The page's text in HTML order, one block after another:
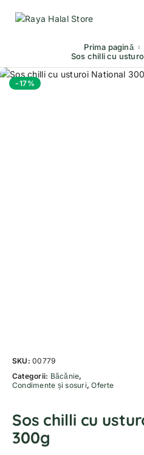
Prima pagină
Sos chilli cu
-17%
SKU:00779
Categorii: Băcănie,
Condimente și sosuri,Oferte
Sos chilli cu
300g